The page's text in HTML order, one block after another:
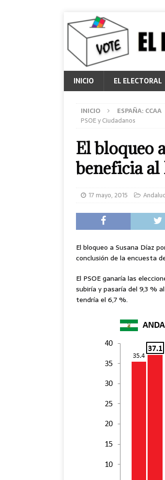
INICIO EL ELECTORAL
INICIO ESPAÑA: CCAA
PSOE y Ciudadanos
El bloqueo
beneficia al
17 mayo, 2015
El bloqueo a Susana Díaz
conclusión de la encuesta
El PSOE ganaría las
subiría y pasaría del 9,3 %
tendría el 6,7 %.